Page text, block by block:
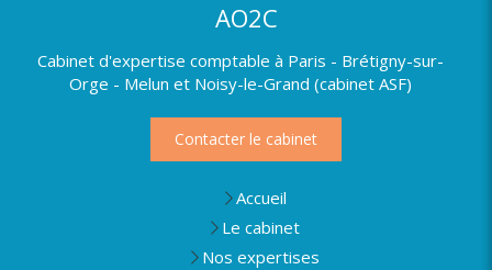
AO2C
Cabinet d'expertise comptable à Paris - Brétigny-sur-
Orge - Melun et Noisy-le-Grand (cabinet ASF)
Contacter le cabinet
Accueil
Le cabinet
Nos expertises